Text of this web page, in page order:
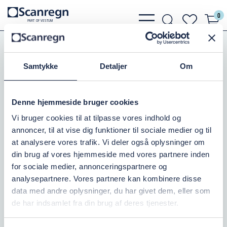
Samtykke Detaljer Om
Denne hjemmeside bruger cookies
Vi bruger cookies til at tilpasse vores indhold og
annoncer, til at vise dig funktioner til sociale medier og til
at analysere vores trafik. Vi deler også oplysninger om
din brug af vores hjemmeside med vores partnere inden
for sociale medier, annonceringspartnere og
analysepartnere. Vores partnere kan kombinere disse
data med andre oplysninger, du har givet dem, eller som
de har indsamlet fra din brug af deres tjenester.
PARTOF VESTUM
bars
light
search
light
heart 0
Slanger, Spændebånd
Slangebånd
SUPER P-C 86-91MM
Varenr.:
På lager: 10+
44,37 DKKinkl. moms
Læg i kurv